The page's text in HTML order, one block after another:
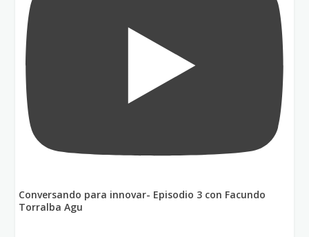
Conversando para innovar- Episodio 3 con Facundo
Torralba Agu